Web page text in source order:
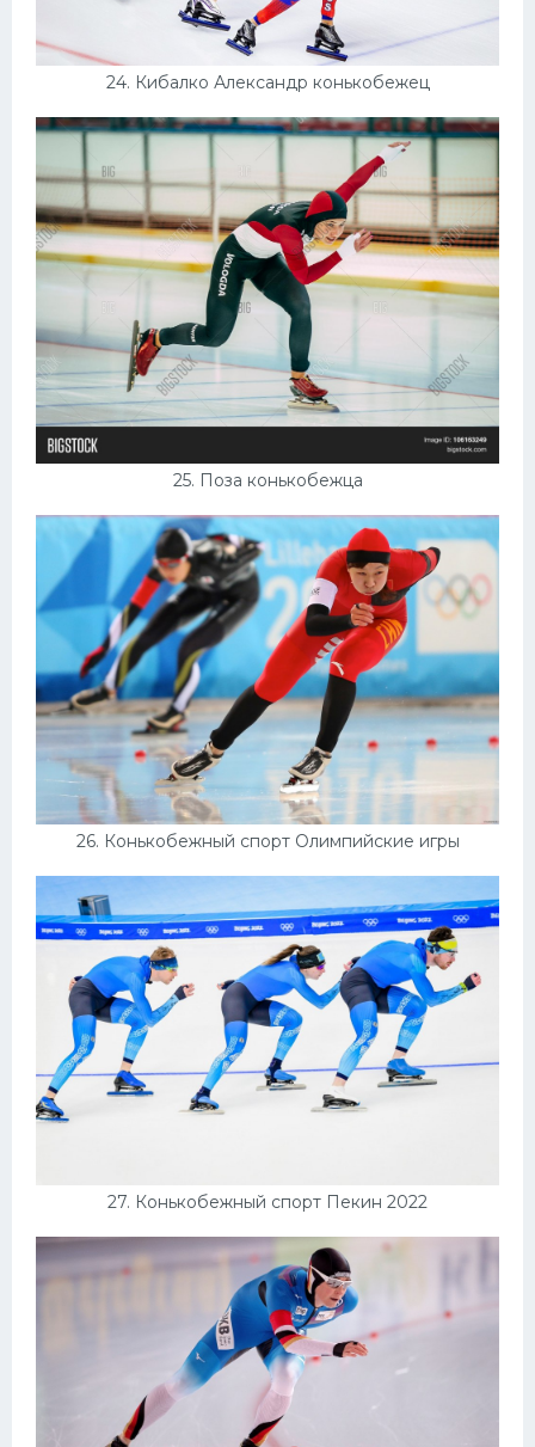
24. Кибалко Александр конькобежец
25. Поза конькобежца
26. Конькобежный спорт Олимпийские игры
27. Конькобежный спорт Пекин 2022